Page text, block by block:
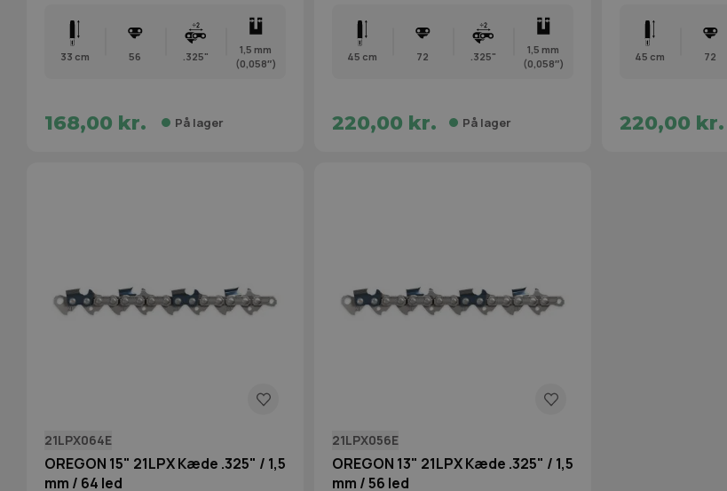
33 cm 56 .325"
1,5 mm
(0,058″)
168,00 kr. På lager
45 cm 72 .325"
1,5 mm
(0,058″)
220,00 kr. På lager
45 cm 72
220,00 kr.
21LPX064E
OREGON 15" 21LPX Kæde .325" / 1,5
mm / 64 led
21LPX056E
OREGON 13" 21LPX Kæde .325" / 1,5
mm / 56 led